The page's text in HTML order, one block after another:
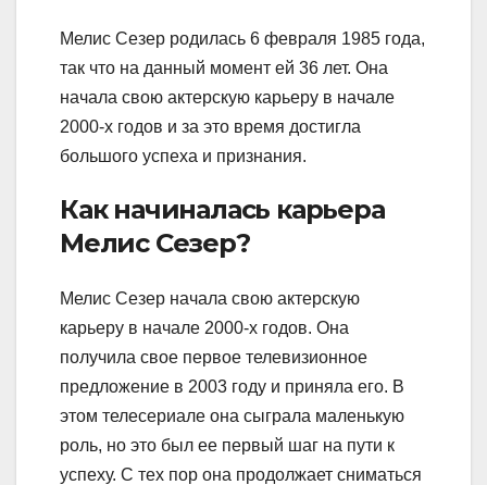
Мелис Сезер родилась 6 февраля 1985 года,
так что на данный момент ей 36 лет. Она
начала свою актерскую карьеру в начале
2000-х годов и за это время достигла
большого успеха и признания.
Как начиналась карьера
Мелис Сезер?
Мелис Сезер начала свою актерскую
карьеру в начале 2000-х годов. Она
получила свое первое телевизионное
предложение в 2003 году и приняла его. В
этом телесериале она сыграла маленькую
роль, но это был ее первый шаг на пути к
успеху. С тех пор она продолжает сниматься